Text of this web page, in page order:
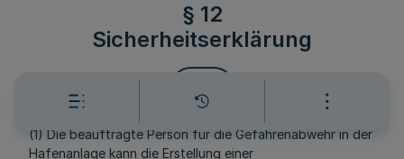
§ 12
Sicherheitserklärung
(1) Die beauftragte Person für die Gefahrenabwehr in der
Hafenanlage kann die Erstellung einer